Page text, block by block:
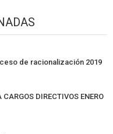
de racionalización 2019
DIRECTIVOS ENERO